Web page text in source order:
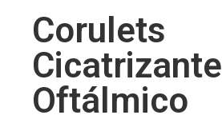
Corulets
Cicatrizante
Oftálmico